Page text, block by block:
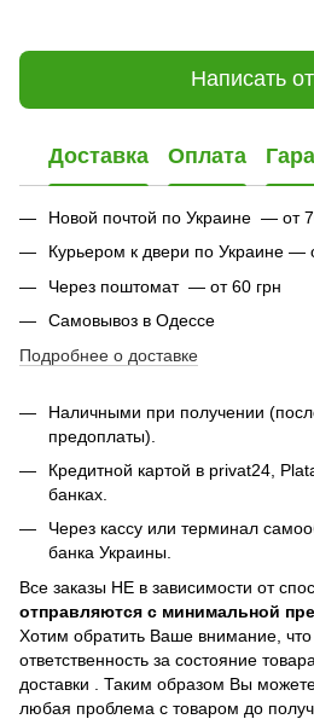
Написать
Доставка Оплата
Новой почтой по Украине — от
Курьером к двери по Украине —
Через поштомат — от 60 грн
Самовывоз в Одессе
Подробнее о доставке
Наличными при получении
предоплаты).
Кредитной картой в privat24,
банках
Через кассу или терминал
банка Украины.
Все заказы НЕ в зависимости от
отправляются с минимальной
Хотим обратить Ваше внимание,
ответственность за состояние
доставки . Таким образом Вы
любая проблема с товаром до